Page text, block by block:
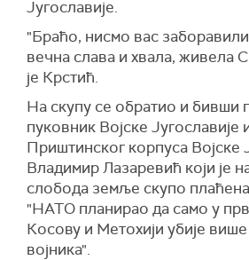
Југославије.
"Браћо, нисмо вас
вечна слава и хвала, живела
је Крстић.
На скупу се обратио и бивши
пуковник Војске Југославије
Приштинског корпуса Војске
Владимир Лазаревић који је
слобода земље скупо
"НАТО планирао да само у
Косову и Метохији убије
војника".